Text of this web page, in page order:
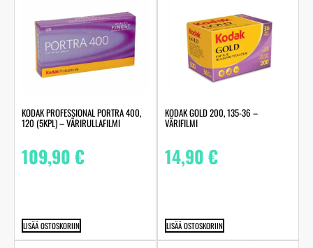
KODAK PROFESSIONAL PORTRA 400,
120 (5KPL) – VÄRIRULLAFILMI
109,90€
LISÄÄ OSTOSKORIIN
KODAK GOLD 200, 135-36 –
VÄRIFILMI
14,90€
LISÄÄ OSTOSKORIIN